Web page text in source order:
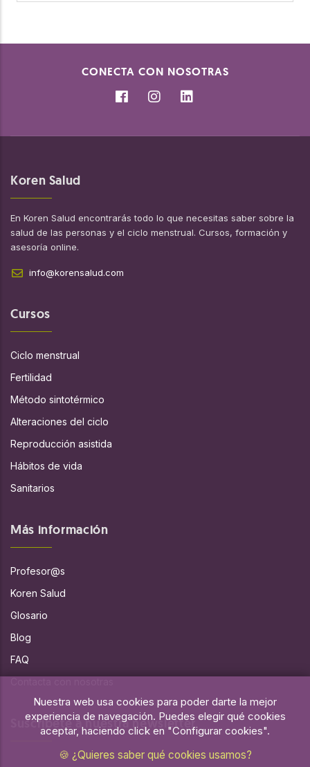
CONECTA CON NOSOTRAS
Nuestra web usa cookies para poder darte la mejor
experiencia de navegación. Puedes elegir qué cookies
aceptar, haciendo click en "Configurar cookies".
🍪 ¿Quieres saber qué cookies usamos?
Koren Salud
En Koren Salud encontrarás todo lo que necesitas saber sobre la
salud de las personas y el ciclo menstrual. Cursos, formación y
asesoría online.
info@korensalud.com
Cursos
Ciclo menstrual
Fertilidad
Método sintotérmico
Alteraciones del ciclo
Reproducción asistida
Hábitos de vida
Sanitarios
Más información
Profesor@s
Koren Salud
Glosario
Blog
FAQ
Suscríbete a nuestra newsletter